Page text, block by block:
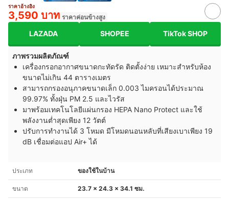
ราคาอ้างอิง
3,590 บาท ราคาค่อนข้างสูง
LAZADA SHOPEE TikTok SHOP
ภาพรวมผลิตภัณฑ์
เครื่องกรอกอากาศขนาดกะทัดรัด ติดตั้งง่าย เหมาะสำหรับห้อง
ขนาดไม่เกิน 44 ตารางเมตร
สามารถกรองอนุภาคขนาดเล็ก 0.003 ไมครอนได้ประมาณ
99.97% ทั้งฝุ่น PM 2.5 และไวรัส
มาพร้อมเทคโนโลยีแผ่นกรอง HEPA Nano Protect และใช้
พลังงานต่ำสุดเพียง 12 วัตต์
ปรับการทำงานได้ 3 โหมด มีโหมดนอนหลับที่เสียงเบาเพียง 19
dB เชื่อมต่อแอป Air+ ได้
ประเภท ของใช้ในบ้าน
ขนาด 23.7 x 24.3 x 34.1 ซม.